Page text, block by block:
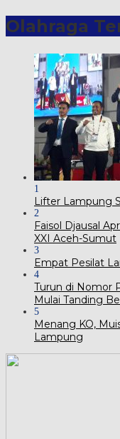
Olahraga
1
Lifter Lampung
2
Faisol Djausal
XXI Aceh-Sumut
3
Empat Pesilat
4
Turun di Nomor
Mulai Tanding
5
Menang KO,
Lampung